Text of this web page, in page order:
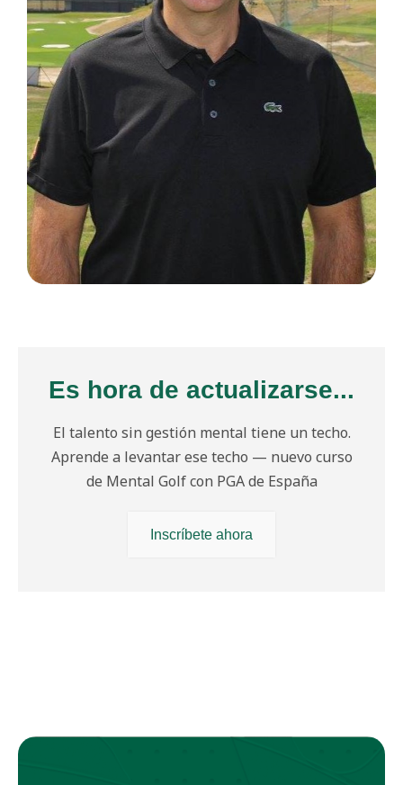
Es hora de actualizarse...
El talento sin gestión mental tiene un techo.
Aprende a levantar ese techo — nuevo curso
de Mental Golf con PGA de España
Inscríbete ahora